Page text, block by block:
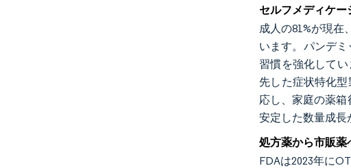
セルフメディケ
成人の81%が現
います。パンデ
習慣を強化して
先した症状特化
応し、家庭の薬
安定した数量成長
処方薬から市販
FDAは2023年に